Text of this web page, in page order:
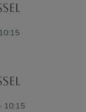
10:15